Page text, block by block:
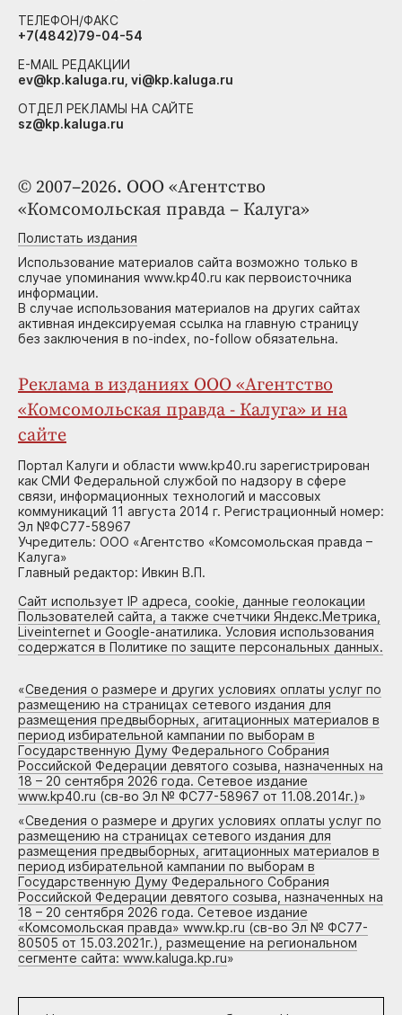
© 2007–2026. ООО «Агентство
«Комсомольская правда – Калуга»
Полистать издания
Использование материалов сайта возможно только в
случае упоминания www.kp40.ru как первоисточника
информации.
В случае использования материалов на других сайтах
активная индексируемая ссылка на главную страницу
без заключения в no-index, no-follow обязательна.
Реклама в изданиях ООО «Агентство
«Комсомольская правда - Калуга» и на
сайте
Портал Калуги и области www.kp40.ru зарегистрирован
как СМИ Федеральной службой по надзору в сфере
связи, информационных технологий и массовых
коммуникаций 11 августа 2014 г. Регистрационный номер:
Эл №ФС77-58967
Учредитель: ООО «Агентство «Комсомольская правда –
Калуга»
Главный редактор: Ивкин В.П.
Сайт использует IP адреса, cookie, данные геолокации
Пользователей сайта, а также счетчики Яндекс.Метрика,
Liveinternet и Google-анатилика. Условия использования
содержатся в Политике по защите персональных данных.
«Сведения о размере и других условиях оплаты услуг по
размещению на страницах сетевого издания для
размещения предвыборных, агитационных материалов в
период избирательной кампании по выборам в
Государственную Думу Федерального Собрания
Российской Федерации девятого созыва, назначенных на
18 – 20 сентября 2026 года. Сетевое издание
www.kp40.ru (св-во Эл № ФС77-58967 от 11.08.2014г.)»
«Сведения о размере и других условиях оплаты услуг по
размещению на страницах сетевого издания для
размещения предвыборных, агитационных материалов в
период избирательной кампании по выборам в
Государственную Думу Федерального Собрания
Российской Федерации девятого созыва, назначенных на
18 – 20 сентября 2026 года. Сетевое издание
«Комсомольская правда» www.kp.ru (св-во Эл № ФС77-
80505 от 15.03.2021г.), размещение на региональном
сегменте сайта: www.kaluga.kp.ru»
ТЕЛЕФОН/ФАКС
+7(4842)79-04-54
E-MAIL РЕДАКЦИИ
ev@kp.kaluga.ru, vi@kp.kaluga.ru
ОТДЕЛ РЕКЛАМЫ НА САЙТЕ
sz@kp.kaluga.ru